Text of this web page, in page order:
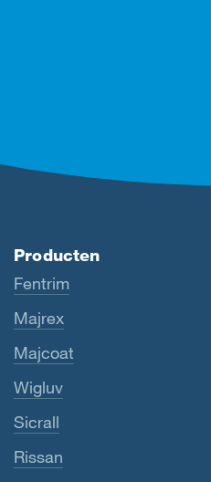
Producten
Fentrim
Majrex
Majcoat
Wigluv
Sicrall
Rissan